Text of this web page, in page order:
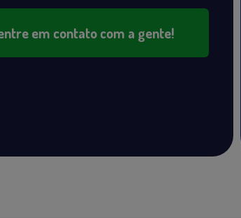
em contato com a gente!